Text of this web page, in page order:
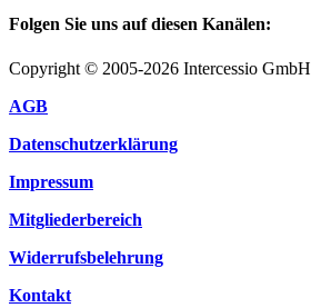
Folgen Sie uns auf diesen Kanälen:
Copyright © 2005-2026 Intercessio GmbH
AGB
Datenschutzerklärung
Impressum
Mitgliederbereich
Widerrufsbelehrung
Kontakt